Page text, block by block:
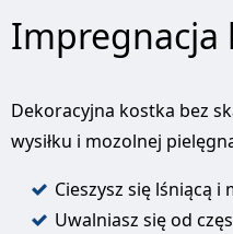
Impregnacja
Dekoracyjna kostka bez
wysiłku i mozolnej
Cieszysz się lśniącą i
Uwalniasz się od